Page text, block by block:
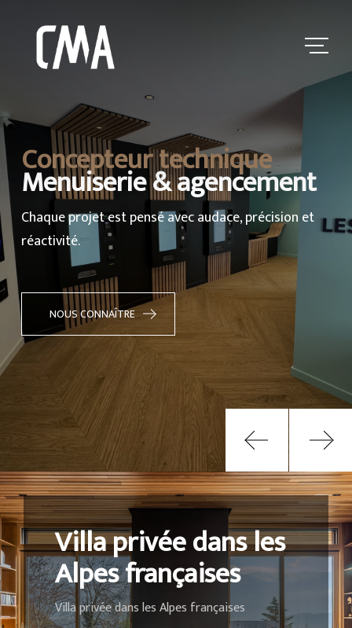
sur-mesure Français
selon vos envies les plus
Villa privée dans les
Alpes françaises
Villa privée dans les Alpes françaises